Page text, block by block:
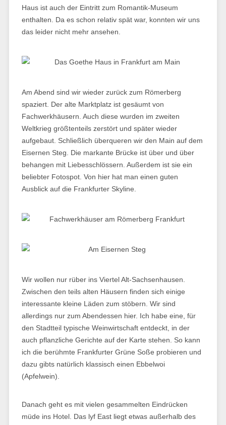
Haus ist auch der Eintritt zum Romantik-Museum
enthalten. Da es schon relativ spät war, konnten wir uns
das leider nicht mehr ansehen.
Am Abend sind wir wieder zurück zum Römerberg
spaziert. Der alte Marktplatz ist gesäumt von
Fachwerkhäusern. Auch diese wurden im zweiten
Weltkrieg größtenteils zerstört und später wieder
aufgebaut. Schließlich überqueren wir den Main auf dem
Eisernen Steg. Die markante Brücke ist über und über
behangen mit Liebesschlössern. Außerdem ist sie ein
beliebter Fotospot. Von hier hat man einen guten
Ausblick auf die Frankfurter Skyline.
Wir wollen nur rüber ins Viertel Alt-Sachsenhausen.
Zwischen den teils alten Häusern finden sich einige
interessante kleine Läden zum stöbern. Wir sind
allerdings nur zum Abendessen hier. Ich habe eine, für
den Stadtteil typische Weinwirtschaft entdeckt, in der
auch pflanzliche Gerichte auf der Karte stehen. So kann
ich die berühmte Frankfurter Grüne Soße probieren und
dazu gibts natürlich klassisch einen Ebbelwoi
(Apfelwein).
Danach geht es mit vielen gesammelten Eindrücken
müde ins Hotel. Das lyf East liegt etwas außerhalb des